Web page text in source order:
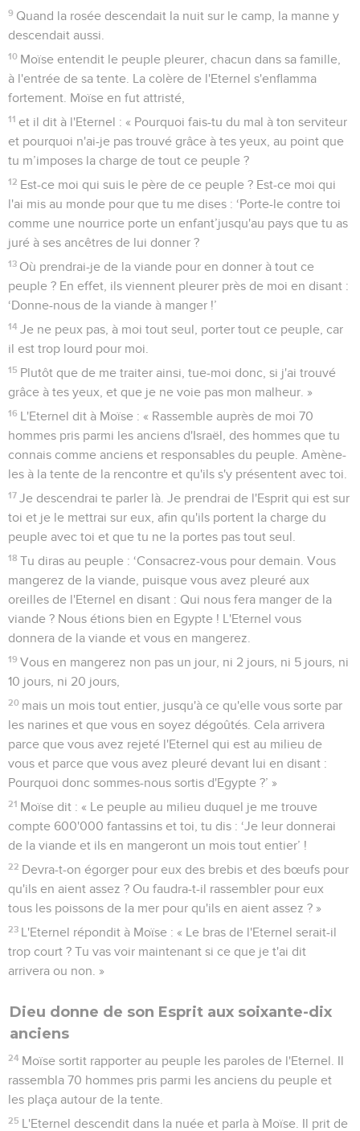
9 Quand la rosée descendait la nuit sur le camp, la manne y
descendait aussi.
10 Moïse entendit le peuple pleurer, chacun dans sa famille,
à l'entrée de sa tente. La colère de l'Eternel s'enflamma
fortement. Moïse en fut attristé,
11 et il dit à l'Eternel : « Pourquoi fais-tu du mal à ton serviteur
et pourquoi n'ai-je pas trouvé grâce à tes yeux, au point que
tu m’imposes la charge de tout ce peuple ?
12 Est-ce moi qui suis le père de ce peuple ? Est-ce moi qui
l'ai mis au monde pour que tu me dises : ‘Porte-le contre toi
comme une nourrice porte un enfant’jusqu'au pays que tu as
juré à ses ancêtres de lui donner ?
13 Où prendrai-je de la viande pour en donner à tout ce
peuple ? En effet, ils viennent pleurer près de moi en disant :
‘Donne-nous de la viande à manger !’
14 Je ne peux pas, à moi tout seul, porter tout ce peuple, car
il est trop lourd pour moi.
15 Plutôt que de me traiter ainsi, tue-moi donc, si j'ai trouvé
grâce à tes yeux, et que je ne voie pas mon malheur. »
16 L'Eternel dit à Moïse : « Rassemble auprès de moi 70
hommes pris parmi les anciens d'Israël, des hommes que tu
connais comme anciens et responsables du peuple. Amène-
les à la tente de la rencontre et qu'ils s'y présentent avec toi.
17 Je descendrai te parler là. Je prendrai de l'Esprit qui est sur
toi et je le mettrai sur eux, afin qu'ils portent la charge du
peuple avec toi et que tu ne la portes pas tout seul.
18 Tu diras au peuple : ‘Consacrez-vous pour demain. Vous
mangerez de la viande, puisque vous avez pleuré aux
oreilles de l'Eternel en disant : Qui nous fera manger de la
viande ? Nous étions bien en Egypte ! L'Eternel vous
donnera de la viande et vous en mangerez.
19 Vous en mangerez non pas un jour, ni 2 jours, ni 5 jours, ni
10 jours, ni 20 jours,
20 mais un mois tout entier, jusqu'à ce qu'elle vous sorte par
les narines et que vous en soyez dégoûtés. Cela arrivera
parce que vous avez rejeté l'Eternel qui est au milieu de
vous et parce que vous avez pleuré devant lui en disant :
Pourquoi donc sommes-nous sortis d'Egypte ?’ »
21 Moïse dit : « Le peuple au milieu duquel je me trouve
compte 600'000 fantassins et toi, tu dis : ‘Je leur donnerai
de la viande et ils en mangeront un mois tout entier’ !
22 Devra-t-on égorger pour eux des brebis et des bœufs pour
qu'ils en aient assez ? Ou faudra-t-il rassembler pour eux
tous les poissons de la mer pour qu'ils en aient assez ? »
23 L'Eternel répondit à Moïse : « Le bras de l'Eternel serait-il
trop court ? Tu vas voir maintenant si ce que je t'ai dit
arrivera ou non. »
Dieu donne de son Esprit aux soixante-dix
anciens
24 Moïse sortit rapporter au peuple les paroles de l'Eternel. Il
rassembla 70 hommes pris parmi les anciens du peuple et
les plaça autour de la tente.
25 L'Eternel descendit dans la nuée et parla à Moïse. Il prit de